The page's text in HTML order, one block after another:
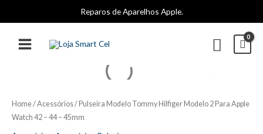
para
conteúdo
Reparos de Aparelhos Apple.
MAIN
Home/Acessórios/ Pulseira Modelo Tommy Hilfiger Modelo 2 Para Apple
Watch 42 – 44 – 45mm